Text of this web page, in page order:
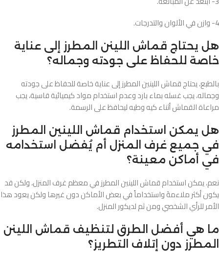
4- وازن في الألوان والتدرجات.
هل يحتاج قماش اللينن المطرز إلى عناية
خاصة للحفاظ على جودته وجماله؟
بالطبع، يحتاج قماش اللينين المطرز إلى عناية خاصة للحفاظ على جودته
وجماله، يجب غسله بماء بارد وعدم استخدام مواد كيميائية قاسية، يجب
مراعاة القماش أثناء كيه وطيه ليحافظ على الرسمة.
هل يمكن استخدام قماش اللينين المطرز
في جميع غرف المنزل أم يُفضل استخدامه
في أماكن معينة؟
نعم، يمكن استخدام قماش اللينين المطرز في معظم غرف المنزل، ولكن قد
يكون أكثر ملاءمةَ واستخداماً في بعض الأماكن دون غيرها ولكن يعود هذا
الأمر للرأي الشخصي ومن ثم لديكور المنزل.
ما هي أفضل الطرق لتنظيف قماش اللينن
المطرز دون إتلاف التطريز؟